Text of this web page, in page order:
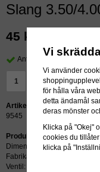
Slang 3.50/
45 kr
Antal i lager: >24 st
LÄGG I VARUKORG »
Artikelnummer:
9545
Produktbeskrivning:
Dimension: 3.50/4.00-4
Fabrikat: Gripen
Ventil: TR87
Vi
Vi använder
för hålla våra
detta ändamål
deras mönster
Klicka på "Okej"
cookies du
klicka på